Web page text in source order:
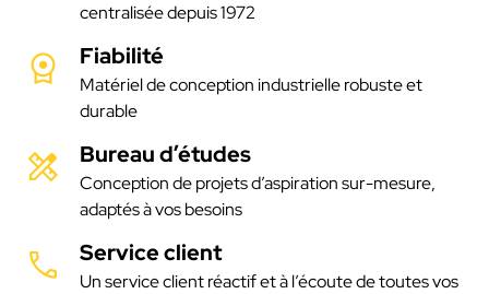
centralisée depuis 1972
Fiabilité
Matériel de conception industrielle robuste et
durable
Bureau d’études
Conception de projets d’aspiration sur-mesure,
adaptés à vos besoins
Service client
Un service client réactif et à l’écoute de toutes vos